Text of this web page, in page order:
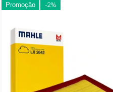
Promoção -2%